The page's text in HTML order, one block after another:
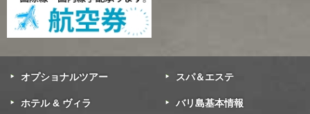
オプショナルツアー スパ＆エステ
ホテル & ヴィラ バリ島基本情報